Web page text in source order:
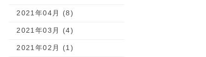
2021年04月 (8)
2021年03月 (4)
2021年02月 (1)